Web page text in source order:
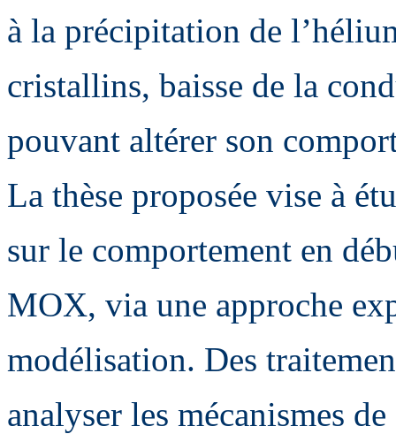
à la précipitation de
cristallins, baisse de la
pouvant altérer son
La thèse proposée vise à
sur le comportement en
MOX, via une approche
modélisation. Des
analyser les mécanismes